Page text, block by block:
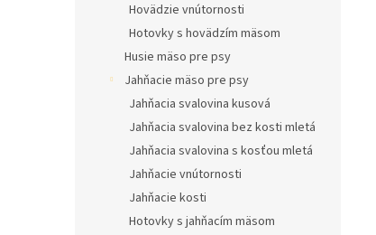
Hovädzie vnútornosti
Hotovky s hovädzím mäsom
Husie mäso pre psy
Jahňacie mäso pre psy
Jahňacia svalovina kusová
Jahňacia svalovina bez kosti mletá
Jahňacia svalovina s kosťou mletá
Jahňacie vnútornosti
Jahňacie kosti
Hotovky s jahňacím mäsom